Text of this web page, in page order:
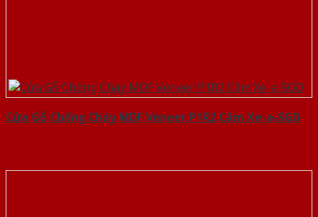
Cửa Gỗ Chống Cháy MDF Veneer P1R2 Căm Xe-a-SGD